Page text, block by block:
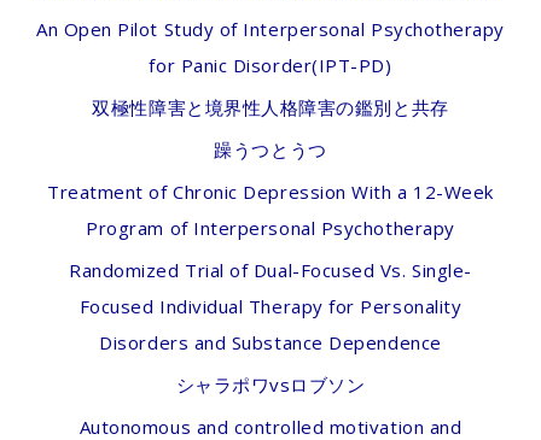
An Open Pilot Study of Interpersonal Psychotherapy
for Panic Disorder(IPT-PD)
双極性障害と境界性人格障害の鑑別と共存
躁うつとうつ
Treatment of Chronic Depression With a 12-Week
Program of Interpersonal Psychotherapy
Randomized Trial of Dual-Focused Vs. Single-
Focused Individual Therapy for Personality
Disorders and Substance Dependence
シャラポワvsロブソン
Autonomous and controlled motivation and